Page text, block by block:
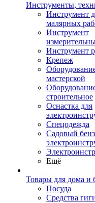
Инструменты,
Инструмент
малярных
Инструмент
Инструмент
Крепеж
мастерской
строительное
Оснастка для
Спецодежда
Садовый
Ещё
Товары для дома и
Посуда
Средства